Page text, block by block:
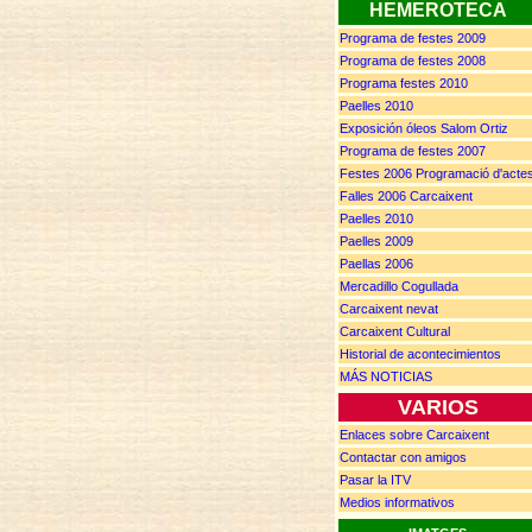
HEMEROTECA
Programa de festes 2009
Programa de festes 2008
Programa festes 2010
Paelles 2010
Exposición óleos Salom Ortiz
Programa de festes 2007
Festes 2006 Programació
Falles 2006 Carcaixent
Paelles 2010
Paelles 2009
Paellas 2006
Mercadillo Cogullada
Carcaixent nevat
Carcaixent Cultural
Historial de acontecimientos
MÁS NOTICIAS
VARIOS
Enlaces sobre Carcaixent
Contactar con amigos
Pasar la ITV
Medios informativos